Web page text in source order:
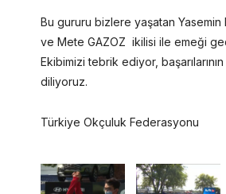
Bu gururu bizlere yaşatan Yasemin
ve Mete GAZOZ ikilisi ile emeği
Ekibimizi tebrik ediyor, başarılarının
diliyoruz.
Türkiye Okçuluk Federasyonu